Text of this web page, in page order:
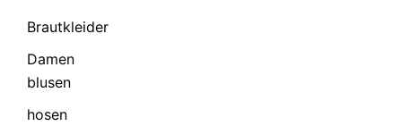
Brautkleider
Damen
blusen
hosen